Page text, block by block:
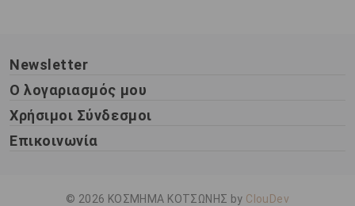
Newsletter
Ο λογαριασμός μου
Χρήσιμοι Σύνδεσμοι
Επικοινωνία
© 2026 ΚΟΣΜΗΜΑ ΚΟΤΣΩΝΗΣ by ClouDev